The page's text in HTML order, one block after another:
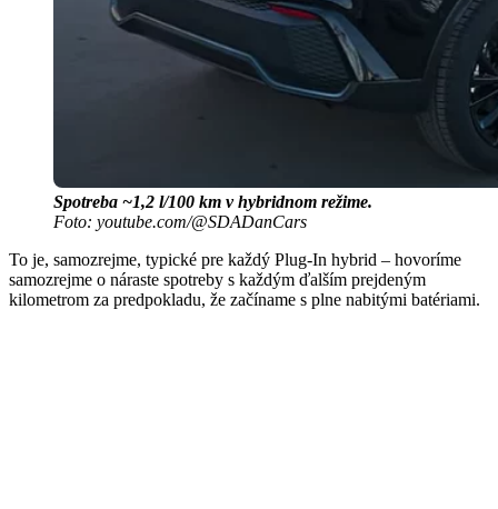
Spotreba ~1,2 l/100 km vhybridnom režime.
Foto: youtube.com/@SDADanCars
To je, samozrejme, typické pre každý Plug-In hybrid – hovoríme
samozrejme o náraste spotreby s každým ďalším prejdeným
kilometrom za predpokladu, že začíname s plne nabitými batériami.